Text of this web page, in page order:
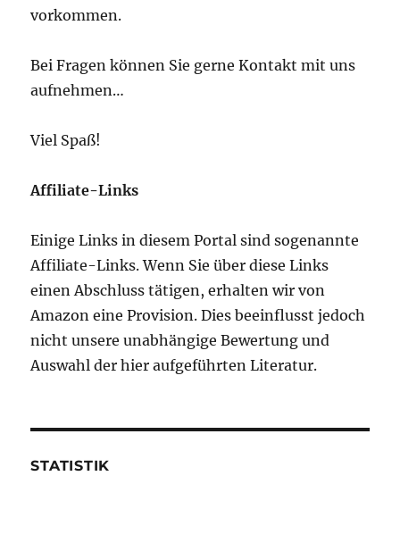
vorkommen.
Bei Fragen können Sie gerne Kontakt mit uns
aufnehmen…
Viel Spaß!
Affiliate-Links
Einige Links in diesem Portal sind sogenannte
Affiliate-Links. Wenn Sie über diese Links
einen Abschluss tätigen, erhalten wir von
Amazon eine Provision. Dies beeinflusst jedoch
nicht unsere unabhängige Bewertung und
Auswahl der hier aufgeführten Literatur.
STATISTIK